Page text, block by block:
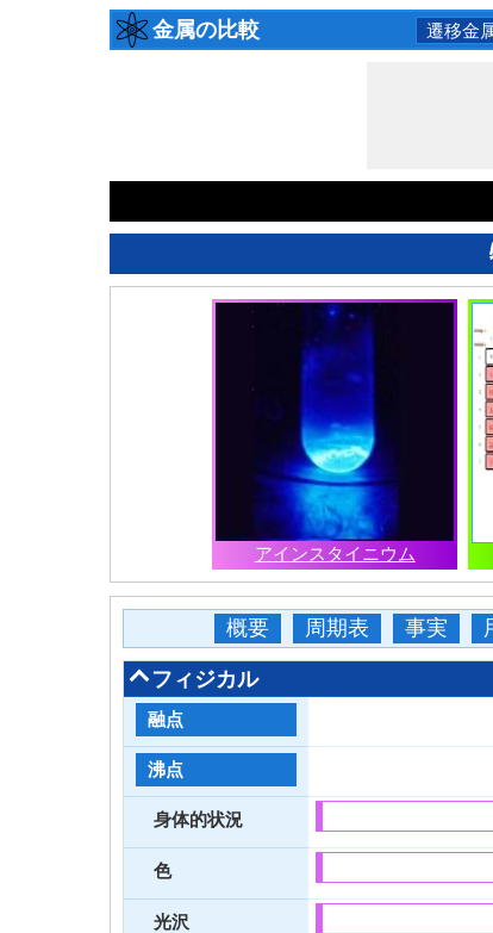
金属の比較 遷移金
アインスタイニウム
概要 周期表 事実
フィジカル
融点
沸点
身体的状況
色
光沢